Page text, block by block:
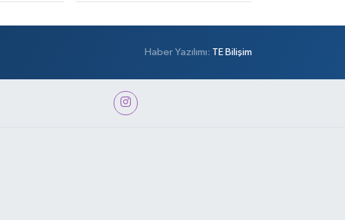
Haber Yazılımı: TE Bilişim